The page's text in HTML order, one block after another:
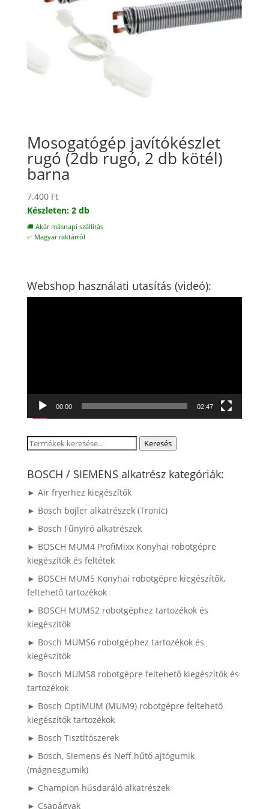
Mosogatógép javítókészlet
rugó (2db rugó, 2 db kötél)
barna
7.400 Ft
Készleten: 2 db
🚚 Akár másnapi szállítás
✅ Magyar raktárról
Webshop használati utasítás (videó):
00:00 02:47
Keresés
következőre:
Keresés
BOSCH / SIEMENS alkatrész kategóriák:
► Air fryerhez kiegészítők
► Bosch bojler alkatrészek (Tronic)
► Bosch Fűnyíró alkatrészek
► BOSCH MUM4 ProfiMixx Konyhai robotgépre
kiegészítők és feltétek
► BOSCH MUM5 Konyhai robotgépre kiegészítők,
feltehető tartozékok
► BOSCH MUMS2 robotgéphez tartozékok és
kiegészítők
► Bosch MUMS6 robotgéphez tartozékok és
kiegészítők
► Bosch MUMS8 robotgépre feltehető kiegészítők és
tartozékok
► Bosch OptiMUM (MUM9) robotgépre feltehető
kiegészítők tartozékok
► Bosch Tisztítószerek
► Bosch, Siemens és Neff hűtő ajtógumik
(mágnesgumik)
► Champion húsdaráló alkatrészek
► Csapágyak